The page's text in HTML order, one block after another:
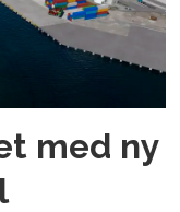
med ny